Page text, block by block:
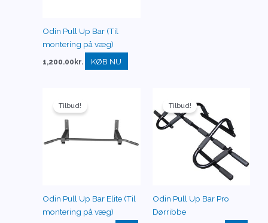
Odin Pull Up Bar (Til
montering på væg)
1,200.00kr. KØB NU
Tilbud!
Odin Pull Up Bar Elite (Til
montering på væg)
oprindelige
pris
849.00kr..
er:
449.00kr..
Tilbud!
Odin Pull Up Bar Pro
Dørribbe
oprindelige
pris
var:
699.00kr..
er:
199.00kr..